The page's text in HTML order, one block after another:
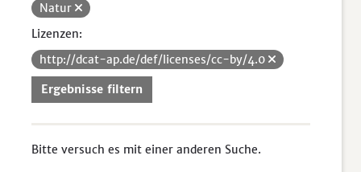
Natur
Lizenzen:
http://dcat-ap.de/def/licenses/cc-by/4.0
Ergebnisse filtern
Bitte versuch es mit einer anderen Suche.